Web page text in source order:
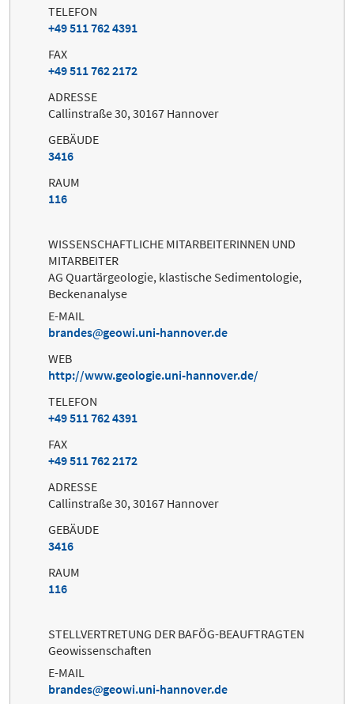
TELEFON
+49 511 762 4391
FAX
+49 511 762 2172
ADRESSE
Callinstraße 30, 30167 Hannover
GEBÄUDE
3416
RAUM
116
WISSENSCHAFTLICHE MITARBEITERINNEN UND
MITARBEITER
AG Quartärgeologie, klastische Sedimentologie,
Beckenanalyse
E-MAIL
brandes
geowi.uni-hannover.de
WEB
http://www.geologie.uni-hannover.de/
TELEFON
+49 511 762 4391
FAX
+49 511 762 2172
ADRESSE
Callinstraße 30, 30167 Hannover
GEBÄUDE
3416
RAUM
116
STELLVERTRETUNG DER BAFÖG-BEAUFTRAGTEN
Geowissenschaften
E-MAIL
brandes
geowi.uni-hannover.de